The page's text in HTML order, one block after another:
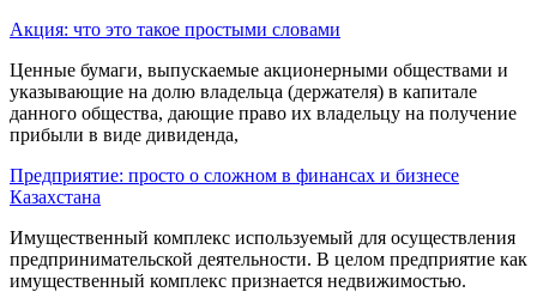
Акция: что это такое простыми словами
Ценные бумаги, выпускаемые акци­онерными обществами и
указывающие на долю владельца (держателя) в капитале
данного об­щества, дающие право их владельцу на получе­ние
прибыли в виде дивиденда,
Предприятие: просто о сложном в финансах и бизнесе
Казахстана
Имущественный комплекс используемый для осуществления
предприни­мательской деятельности. В целом предприятие как
имущественный комплекс признается недвижимостью.